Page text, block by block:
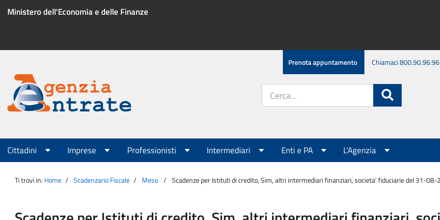
Ministero dell'Economia e delle Finanze
Menu
servizio
Prenota appuntamento Chiamaci 800.90.96.96
Agenzia
Entrate
sito:
Menu
principale
Cittadini Imprese Professionisti Intermediari Enti e PA L'Agenzia
Ti trovi in: Home Scadenzario Fiscale Mese Scadenze per Istituti di credito, Sim, altri intermediari finanziari, societa' fiduciarie del 31-